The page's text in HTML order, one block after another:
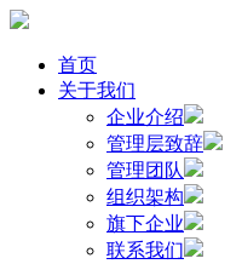
首页
关于我们
企业介绍
管理层致辞
管理团队
组织架构
旗下企业
联系我们